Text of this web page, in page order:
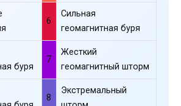
6
Сильная
геомагнитная буря
буря
7
Жесткий
геомагнитный шторм
8
Экстремальный